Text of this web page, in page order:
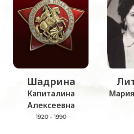
Шадрина
Капиталина
Алексеевна
1920 - 1990